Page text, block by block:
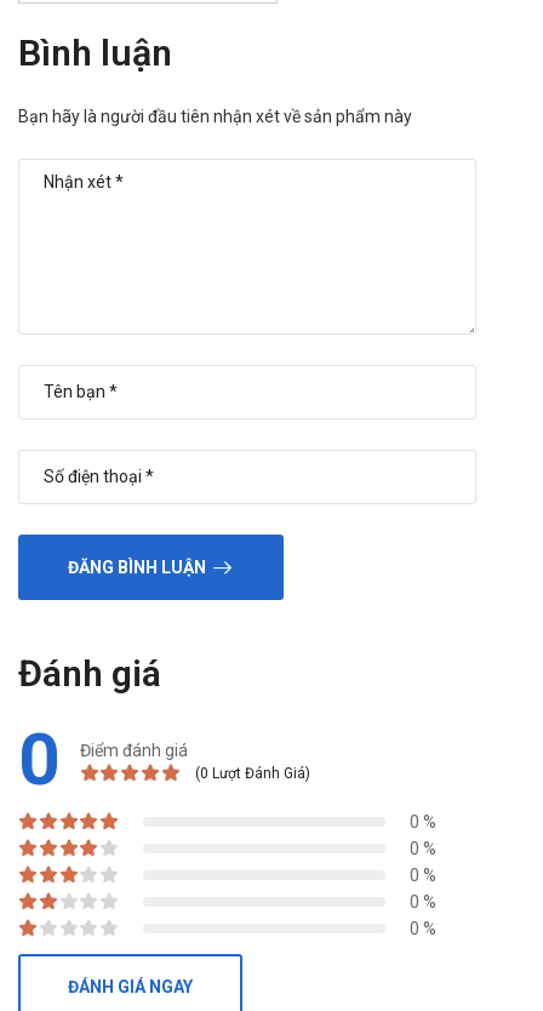
Ở nhiệt độ không quá 30C, nơi khô ráo, tránh ánh sáng.
36 tháng kể từ ngày sản xuất.
Quy cách đóng gói
Sản phẩm tương tự
Folitat dạ dày
Martaz
Bình luận
Bạn hãy là người đầu tiên nhận xét về sản phẩm này
ĐĂNG BÌNH LUẬN
Đánh giá
0 Điểm đánh giá
(0 Lượt Đánh Giá)
0 %
0 %
0 %
0 %
0 %
ĐÁNH GIÁ NGAY